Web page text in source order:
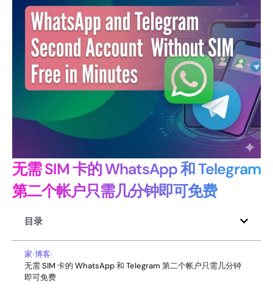
无需 SIM 卡的 WhatsApp 和 Telegram
第二个帐户只需几分钟即可免费
目录
家›博客›
无需 SIM 卡的 WhatsApp 和 Telegram 第二个帐户只需几分钟
即可免费